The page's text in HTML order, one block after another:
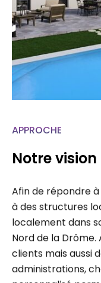
APPROCHE
Notre vision
à des structures
localement dans
Nord de la Drôme.
clients mais aussi
administrations,
personnalisé